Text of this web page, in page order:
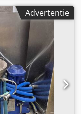
Advertentie